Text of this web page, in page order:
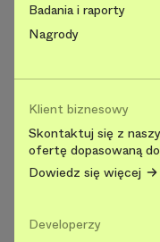
Badania i raporty
Nagrody
Klient biznesowy
Skontaktuj się z
ofertę dopasowaną
Dowiedz się więcej
Developerzy